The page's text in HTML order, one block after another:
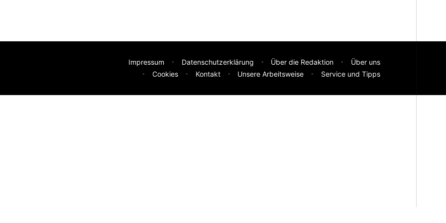
Impressum Datenschutzerklärung Über die Redaktion
Über uns
Cookies
Kontakt Unsere Arbeitsweise Service und Tipps